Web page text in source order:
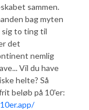
sammen.
bag myten
sig to ting til
det
nemlig
Vil du have
helte? Så
beløb på 10'er: